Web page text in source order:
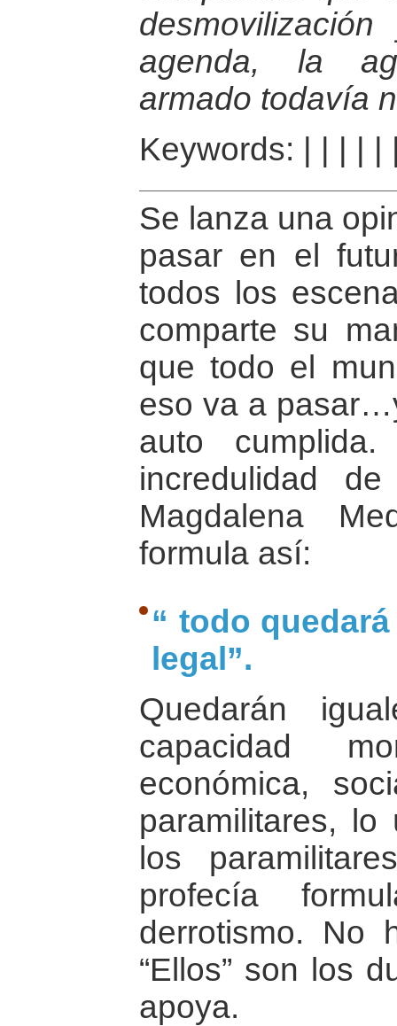
agenda, la
armado todavía
Keywords:
Se lanza una
pasar en el
todos los
comparte su
que todo el
eso va a
auto
incredulidad
Magdalena
formula así:
“ todo
legal”.
Quedarán
capacidad
económica,
paramilitares,
los
profecía
derrotismo. No
“Ellos” son los
apoya.